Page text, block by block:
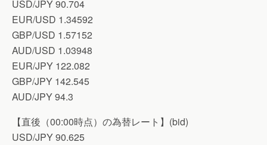
USD/JPY 90.704
EUR/USD 1.34592
GBP/USD 1.57152
AUD/USD 1.03948
EUR/JPY 122.082
GBP/JPY 142.545
AUD/JPY 94.3
【直後（00:00時点）の為替レート】(bid)
USD/JPY 90.625